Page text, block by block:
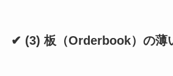
✔ (3) 板（Orderbook）の薄